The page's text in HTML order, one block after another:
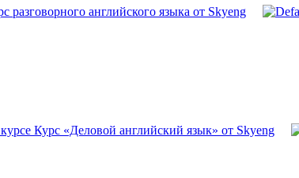
разговорного английского языка от Skyeng
Курс «Деловой английский язык» от Skyeng